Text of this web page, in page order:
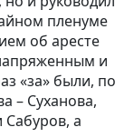
пленуме
об аресте
и
«за» были, по
– Суханова,
а